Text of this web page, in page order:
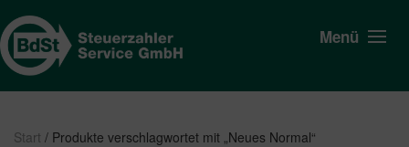
Menü
Start / Produkte verschlagwortet mit „Neues Normal“